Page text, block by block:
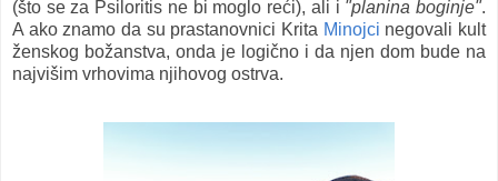
(što se za Psiloritis ne bi moglo reći), ali i "planina boginje".
A ako znamo da su prastanovnici Krita Minojci negovali kult
ženskog božanstva, onda je logično i da njen dom bude na
najvišim vrhovima njihovog ostrva.